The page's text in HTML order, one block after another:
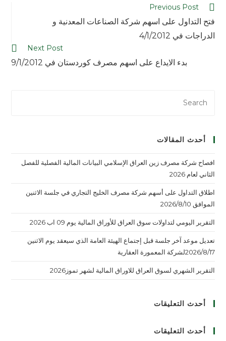
Previous Post
فتح التداول على اسهم شركة الصناعات المعدنية و
الدراجات في 4/1/2012
Next Post
بدء الايداع على اسهم مصرف كوردستان في 9/1/2012
أحدث المقالات
افصاح شركة مصرف زين العراق الإسلامي البيانات المالية الفصلية للفصل
الثاني لعام 2026
اطلاق التداول على أسهم شركة مصرف الخليج التجاري في جلسة الاثنين
الموافق 2026/8/10
التقرير اليومي لتداولات سوق العراق للأوراق المالية يوم 09 اب 2026
تعديل موعد آخر جلسة قبل إجتماع الهيئة العامة الذي سيعقد يوم الاثنين
2026/8/17لشركة المعمورة العقارية
التقرير الشهري لسوق العراق للاوراق المالية لشهر تموز2026
أحدث التعليقات
أحدث التعليقات